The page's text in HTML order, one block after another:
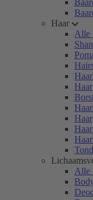
Haar
Alle
Alle